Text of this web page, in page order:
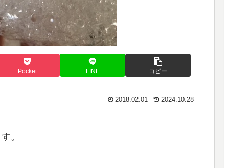
Pocket LINE コピー
2018.02.01 2024.10.28
。